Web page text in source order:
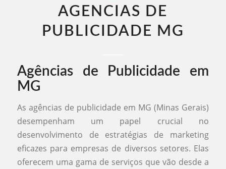
AGENCIAS DE
PUBLICIDADE MG​
Agências de Publicidade em
MG
As agências de publicidade em MG (Minas Gerais)
desempenham um papel crucial no
desenvolvimento de estratégias de marketing
eficazes para empresas de diversos setores. Elas
oferecem uma gama de serviços que vão desde a